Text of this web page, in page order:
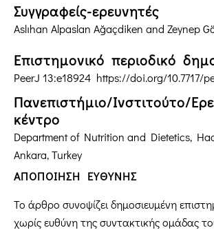
Συγγραφείς-ερευνητές
Aslıhan Alpaslan Ağaçdiken and Zeynep
Επιστημονικό περιοδικό
PeerJ 13:e18924 https://doi.org/10.7717/
Πανεπιστήμιο/Ινστιτούτο/
κέντρο
Department of Nutrition and Dietetics,
Ankara, Turkey
ΑΠΟΠΟΙΗΣΗ ΕΥΘΥΝΗΣ
Το άρθρο συνοψίζει δημοσιευμένη
χωρίς ευθύνη της συντακτικής ομάδας